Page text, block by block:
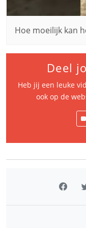
Hoe moeilijk kan
Deel
Heb jij een leuke
ook op de